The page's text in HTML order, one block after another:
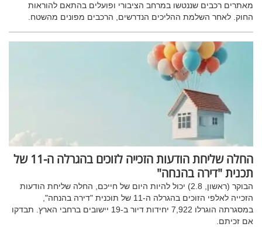
מאתרים רכבים שננטשו במרחב הציבורי ופועלים בהתאם להוראות
החוק. לאחר השלמת ההליכים הנדרשים, הרכבים מפונים מהשטח.
החלה שליחת הודעות הזכייה לזוכים בהגרלה ה-11 של
תכנית "דירה בהנחה"
הבוקר (ראשון, 2.8) יכול להיות היום של חייכם, החלה שליחת הודעות
הזכייה לאלפי הזוכים בהגרלה ה-11 של תוכנית "דירה בהנחה",
במסגרתה הוגרלו 7,922 יחידות דיור ב-19 יישובים ברחבי הארץ. תבדקו
אם זכיתם.